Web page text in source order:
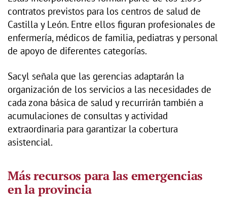
contratos previstos para los centros de salud de
Castilla y León. Entre ellos figuran profesionales de
enfermería, médicos de familia, pediatras y personal
de apoyo de diferentes categorías.
Sacyl señala que las gerencias adaptarán la
organización de los servicios a las necesidades de
cada zona básica de salud y recurrirán también a
acumulaciones de consultas y actividad
extraordinaria para garantizar la cobertura
asistencial.
Más recursos para las emergencias
en la provincia